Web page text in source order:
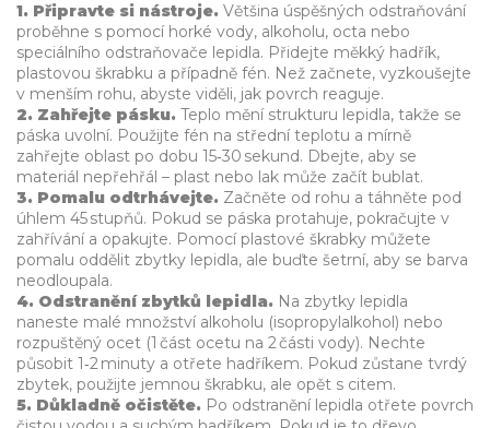
1. Připravte si nástroje. Většina úspěšných odstraňování
proběhne s pomocí horké vody, alkoholu, octa nebo
speciálního odstraňovače lepidla. Přidejte měkký hadřík,
plastovou škrabku a případně fén. Než začnete, vyzkoušejte
v menším rohu, abyste viděli, jak povrch reaguje.
2. Zahřejte pásku. Teplo mění strukturu lepidla, takže se
páska uvolní. Použijte fén na střední teplotu a mírně
zahřejte oblast po dobu 15‑30 sekund. Dbejte, aby se
materiál nepřehřál – plast nebo lak může začít bublat.
3. Pomalu odtrhávejte. Začněte od rohu a táhněte pod
úhlem 45 stupňů. Pokud se páska protahuje, pokračujte v
zahřívání a opakujte. Pomocí plastové škrabky můžete
pomalu oddělit zbytky lepidla, ale buďte šetrní, aby se barva
neodloupala.
4. Odstranění zbytků lepidla. Na zbytky lepidla
naneste malé množství alkoholu (isopropylalkohol) nebo
rozpuštěný ocet (1 část ocetu na 2 části vody). Nechte
působit 1‑2 minuty a otřete hadříkem. Pokud zůstane tvrdý
zbytek, použijte jemnou škrabku, ale opět s citem.
5. Důkladně očistěte. Po odstranění lepidla otřete povrch